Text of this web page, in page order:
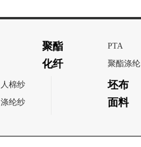
聚酯
化纤
PTA
聚酯涤纶
人棉纱
涤纶纱
坯布
面料